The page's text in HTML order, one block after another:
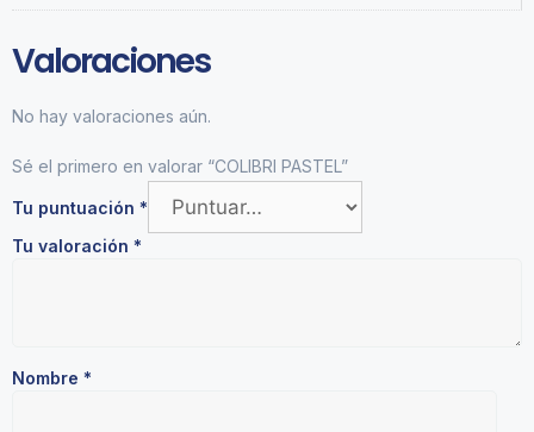
Valoraciones
No hay valoraciones aún.
Sé el primero en valorar “COLIBRI PASTEL”
Tu puntuación *
Tu valoración *
Nombre *